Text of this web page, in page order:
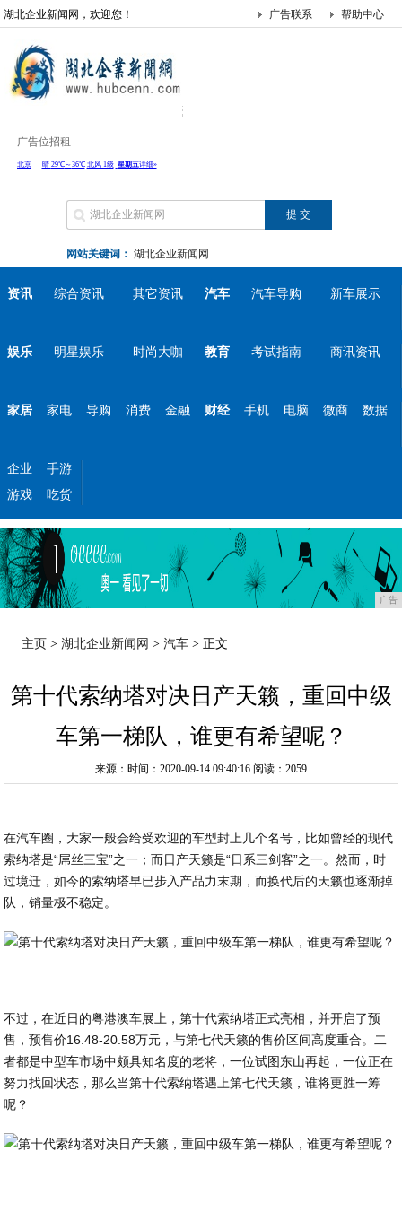
湖北企业新闻网，欢迎您！ 帮助中心
广告联系
广告位招租
网站关键词： 湖北企业新闻网
资讯 综合资讯 其它资讯 汽车 汽车导购 新车展示
娱乐 明星娱乐 时尚大咖 教育 考试指南 商讯资讯
家居 家电 导购 消费 金融 财经 手机 电脑 微商 数据
企业
手游
游戏
吃货
广告
主页 >湖北企业新闻网 >汽车 > 正文
第十代索纳塔对决日产天籁，重回中级
车第一梯队，谁更有希望呢？
来源：时间：2020-09-14 09:40:16 阅读：2059
在汽车圈，大家一般会给受欢迎的车型封上几个名号，比如曾经的现代
索纳塔是“屌丝三宝”之一；而日产天籁是“日系三剑客”之一。然而，时
过境迁，如今的索纳塔早已步入产品力末期，而换代后的天籁也逐渐掉
队，销量极不稳定。
不过，在近日的粤港澳车展上，第十代索纳塔正式亮相，并开启了预
售，预售价16.48-20.58万元，与第七代天籁的售价区间高度重合。二
者都是中型车市场中颇具知名度的老将，一位试图东山再起，一位正在
努力找回状态，那么当第十代索纳塔遇上第七代天籁，谁将更胜一筹
呢？